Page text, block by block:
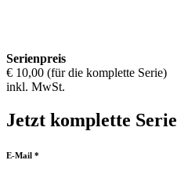
Serienpreis
€ 10,00 (für die komplette Serie)
inkl. MwSt.
Jetzt komplette Serie
E-Mail *